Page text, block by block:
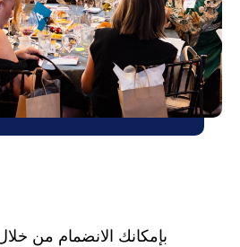
بإمكانك الانضمام من